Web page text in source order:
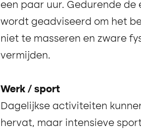
een paar uur. Gedurende de
wordt geadviseerd om het
niet te masseren en zware
vermijden.
Werk / sport
Dagelijkse activiteiten
hervat, maar intensieve